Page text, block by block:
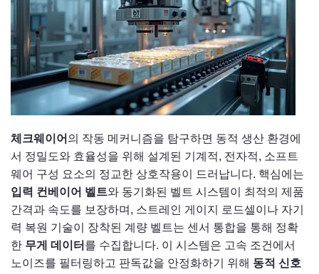
체크웨이어 의 작동 메커니즘을 탐구하면 동적 생산 환경에
서 정밀도와 효율성을 위해 설계된 기계적, 전자적, 소프트
웨어 구성 요소의 정교한 상호작용이 드러납니다. 핵심에는
입력 컨베이어 벨트와 동기화된 벨트 시스템이 최적의 제품
간격과 속도를 보장하며, 스트레인 게이지 로드셀이나 자기
력 복원 기술이 장착된 계량 벨트는 센서 통합을 통해 정확
한 무게 데이터 를 수집합니다. 이 시스템은 고속 조건에서
노이즈를 필터링하고 판독값을 안정화하기 위해 동적 신호